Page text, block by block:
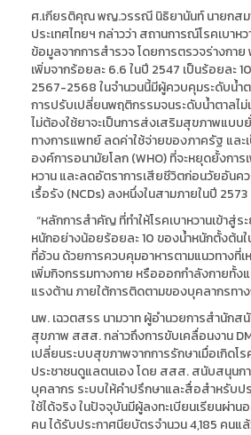
ศ.เกียรติคุณ พญ.วรรณี นิธิยานันท์ นายกสม
ประเทศไทยฯ กล่าวว่า สถานการณ์โรคเบาห
ข้อมูลจากการสำรวจ โดยการตรวจร่างกา
เพิ่มจากร้อยละ 6.6 ในปี 2547 เป็นร้อยละ
2567-2568 ในจำนวนนี้มีผู้ควบคุมระดับน้ำต
การปรับเปลี่ยนพฤติกรรมจนระดับน้ำตาลไม่
ไม่ต้องใช้ยาจะเป็นการส่งเสริมสุขภาพแบ
ทางการแพทย์ ลดค่าใช้จ่ายของภาครัฐ และ
องค์การอนามัยโลก (WHO) ที่จะหยุดยั้งกา
หวาน และลดอัตราการเสียชีวิตก่อนวัยอันค
เรื้อรัง (NCDs) ลงหนึ่งในสามภายในปี 2573
“หลักการสำคัญ ที่ทำให้โรคเบาหวานเข้าสู่
หนักอย่างน้อยร้อยละ 10 ของน้ำหนักตั้งต้นใ
ที่อ้วน ด้วยการควบคุมอาหารตามแนวทางที่
เพิ่มกิจกรรมทางกาย หรือออกกำลังกายทั้ง
แรงต้าน ภายใต้การติดตามของบุคลากรทา
นพ. เฉวตสรร นามวาท ผู้อำนวยการสำนัก
สุขภาพ สสส. กล่าวถึงการขับเคลื่อนงาน
เปลี่ยนระบบสุขภาพจากการรักษาเมื่อเกิดโ
ประชาชนดูแลตนเอง โดย สสส. สนับสนุน
บุคลากร ระบบให้คำปรึกษาและสื่อสำหรับป
ใช้ได้จริง ในปัจจุบันมีผู้ลงทะเบียนเรียนผ่าน
คน ได้รับประกาศนียบัตรจำนวน 4,185 คนแ